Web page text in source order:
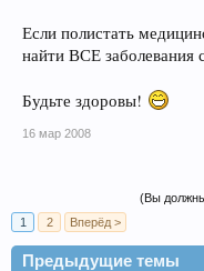
Если полистать
найти ВСЕ заболевания
Будьте здоровы!
16 мар 2008
(Вы должны
1
2 Вперёд >
Предыдущие темы